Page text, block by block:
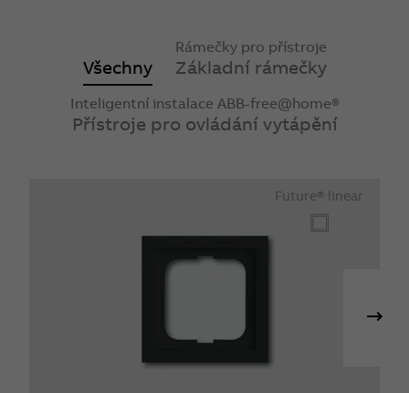
Všechny
Rámečky pro přístroje
Základní rámečky
Inteligentní instalace ABB-free@home®
Přístroje pro ovládání vytápění
Future® linear